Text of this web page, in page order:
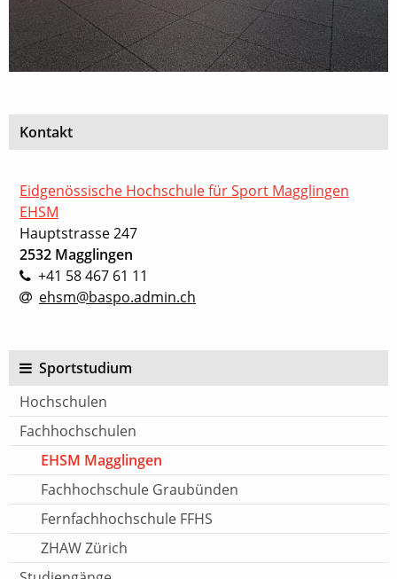
Sportstudium
Hochschulen
Fachhochschulen
EHSM Magglingen
Fachhochschule Graubünden
Fernfachhochschule FFHS
ZHAW Zürich
Kontakt
Eidgenössische Hochschule für Sport Magglingen
EHSM
Hauptstrasse 247
2532 Magglingen
+41 58 467 61 11
ehsm@baspo.admin.ch